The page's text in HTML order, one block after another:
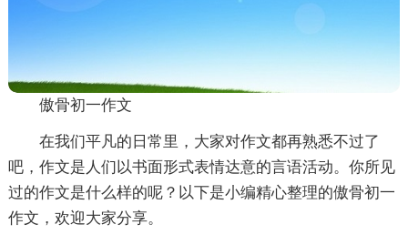
傲骨初一作文
在我们平凡的日常里，大家对作文都再熟悉不过了
吧，作文是人们以书面形式表情达意的言语活动。你所见
过的作文是什么样的呢？以下是小编精心整理的傲骨初一
作文，欢迎大家分享。